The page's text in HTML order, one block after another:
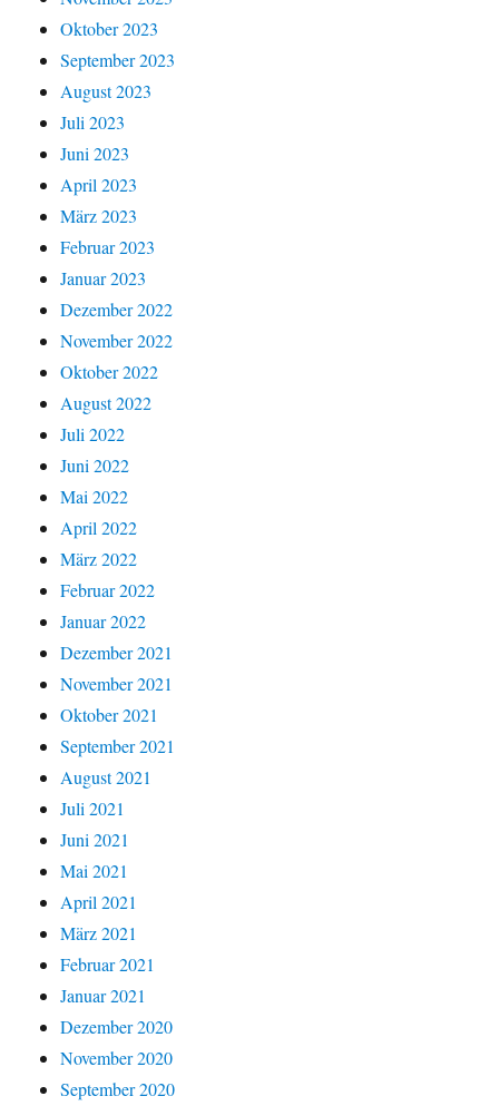
Oktober 2023
September 2023
August 2023
Juli 2023
Juni 2023
April 2023
März 2023
Februar 2023
Januar 2023
Dezember 2022
November 2022
Oktober 2022
August 2022
Juli 2022
Juni 2022
Mai 2022
April 2022
März 2022
Februar 2022
Januar 2022
Dezember 2021
November 2021
Oktober 2021
September 2021
August 2021
Juli 2021
Juni 2021
Mai 2021
April 2021
März 2021
Februar 2021
Januar 2021
Dezember 2020
November 2020
September 2020